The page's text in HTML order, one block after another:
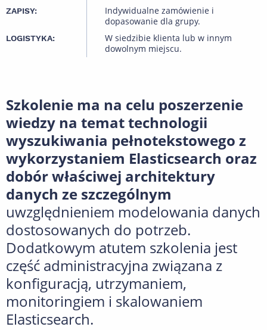
ZAPISY:
Indywidualne zamówienie i
dopasowanie dla grupy.
LOGISTYKA:
W siedzibie klienta lub w innym
dowolnym miejscu.
Szkolenie ma na celu poszerzenie
wiedzy na temat technologii
wyszukiwania pełnotekstowego z
wykorzystaniem Elasticsearch oraz
dobór właściwej architektury
danych ze szczególnym
uwzględnieniem modelowania danych
dostosowanych do potrzeb.
Dodatkowym atutem szkolenia jest
część administracyjna związana z
konfiguracją, utrzymaniem,
monitoringiem i skalowaniem
Elasticsearch.